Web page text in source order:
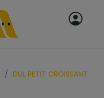
DUL PETIT CROISSANT